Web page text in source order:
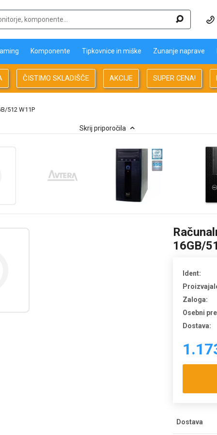
Komponente Tipkovnice in miške Zunanje naprave
ČISTIMO SKLADIŠČE AKCIJE SUPER CENA!
512 W11P
Skrij priporočila
16GB/
Ident:
Zaloga:
Osebni
Dostava:
Dostava